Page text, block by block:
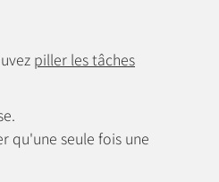
piller les tâches
qu'une seule fois une